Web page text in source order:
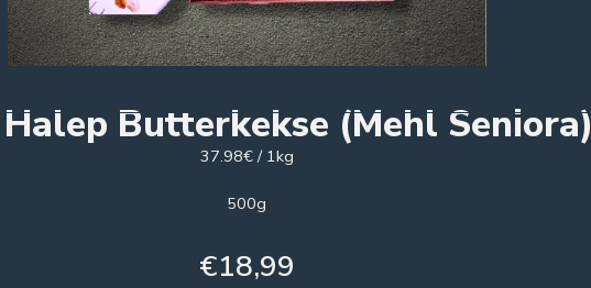
Butterkekse (Mehl Seniora)
37.98€ / 1kg
500g
€18,99